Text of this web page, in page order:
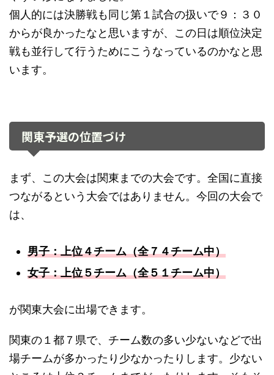
個人的には決勝戦も同じ第１試合の扱いで９：３０
からが良かったなと思いますが、この日は順位決定
戦も並行して行うためにこうなっているのかなと思
います。
関東予選の位置づけ
まず、この大会は関東までの大会です。全国に直接
つながるという大会ではありません。今回の大会で
は、
男子：上位４チーム（全７４チーム中）
女子：上位５チーム（全５１チーム中）
が関東大会に出場できます。
関東の１都７県で、チーム数の多い少ないなどで出
場チームが多かったり少なかったりします。少ない